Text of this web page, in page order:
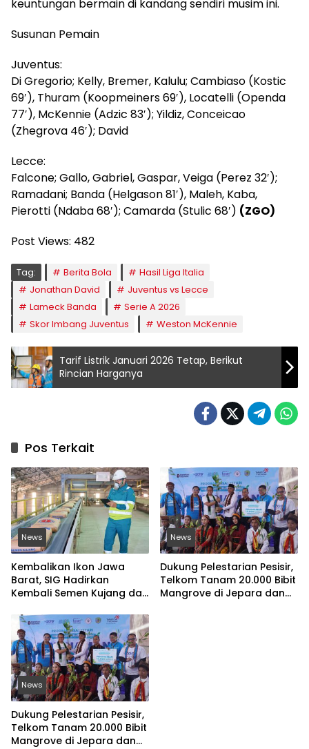
keuntungan bermain di kandang sendiri musim ini.
Susunan Pemain
Juventus:
Di Gregorio; Kelly, Bremer, Kalulu; Cambiaso (Kostic
69′), Thuram (Koopmeiners 69′), Locatelli (Openda
77′), McKennie (Adzic 83′); Yildiz, Conceicao
(Zhegrova 46′); David
Lecce:
Falcone; Gallo, Gabriel, Gaspar, Veiga (Perez 32′);
Ramadani; Banda (Helgason 81′), Maleh, Kaba,
Pierotti (Ndaba 68′); Camarda (Stulic 68′) (ZGO)
Post Views: 482
Tag: Berita Bola
Hasil Liga Italia
Jonathan David
Juventus vs Lecce
Lameck Banda
Serie A 2026
Skor Imbang Juventus
Weston McKennie
Tarif Listrik Januari 2026 Tetap, Berikut
Rincian Harganya
Pos Terkait
News
Kembalikan Ikon Jawa
Barat, SIG Hadirkan
Kembali Semen Kujang dan
News
Dukung Pelestarian Pesisir,
Telkom Tanam 20.000 Bibit
Mangrove di Jepara dan
News
Dukung Pelestarian Pesisir,
Telkom Tanam 20.000 Bibit
Mangrove di Jepara dan